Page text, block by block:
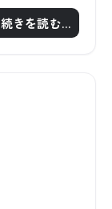
続きを読む…